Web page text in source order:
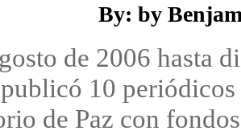
By: by
de 2006 hasta
10
de Paz con